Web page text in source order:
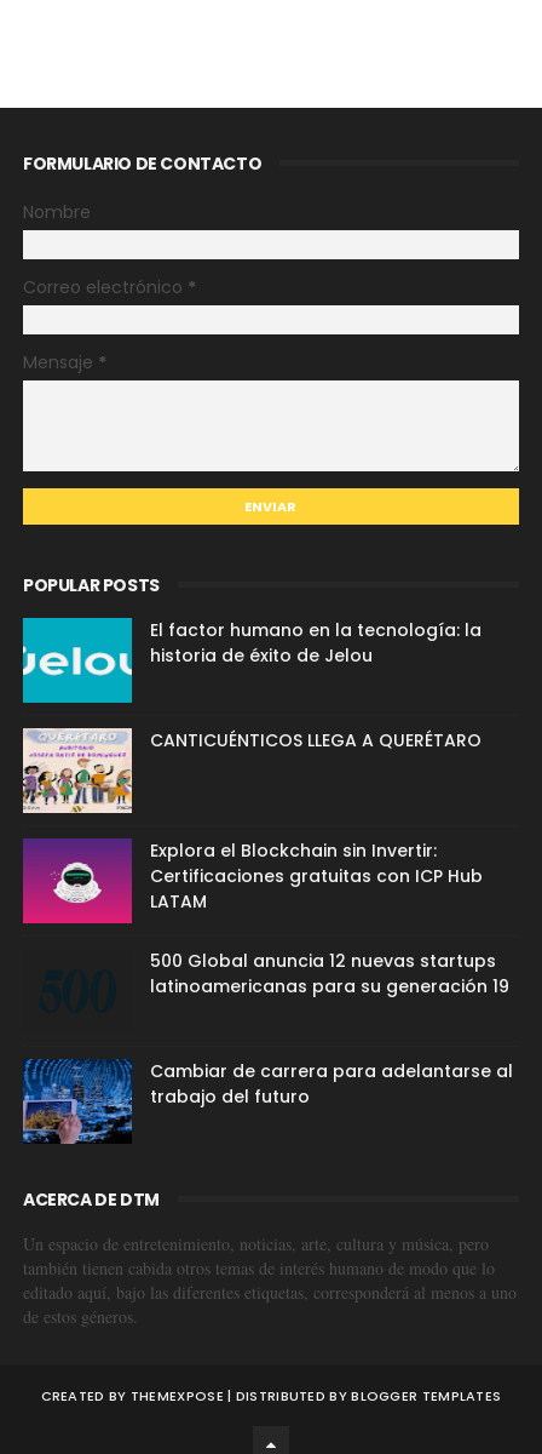
FORMULARIO DE CONTACTO
Nombre
Correo electrónico *
Mensaje *
POPULAR POSTS
El factor humano en la tecnología: la
historia de éxito de Jelou
CANTICUÉNTICOS LLEGA A QUERÉTARO
Explora el Blockchain sin Invertir:
Certificaciones gratuitas con ICP Hub
LATAM
500 Global anuncia 12 nuevas startups
latinoamericanas para su generación 19
Cambiar de carrera para adelantarse al
trabajo del futuro
ACERCA DE DTM
Un espacio de entretenimiento, noticias, arte, cultura y música, pero
también tienen cabida otros temas de interés humano de modo que lo
editado aquí, bajo las diferentes etiquetas, corresponderá al menos a uno
de estos géneros.
CREATED BY THEMEXPOSE | DISTRIBUTED BYBLOGGER TEMPLATES